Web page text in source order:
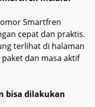
Smartfren
cepat dan praktis.
terlihat di halaman
dan masa aktif
bisa dilakukan